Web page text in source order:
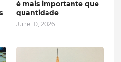
é mais importante que
quantidade
June 10, 2026